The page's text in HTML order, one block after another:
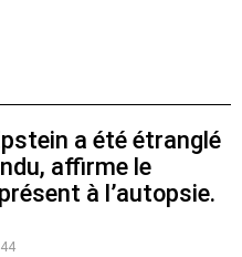
a été étranglé
affirme le
à l’autopsie.